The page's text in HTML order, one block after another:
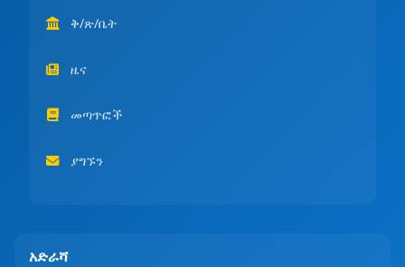
ቅ/ጽ/ቤት
ዜና
መጣጥፎች
ያግኙን
አድራሻ